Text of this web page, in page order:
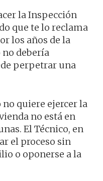
la Inspección
que te lo reclama
los años de la
debería
perpetrar una
quiere ejercer la
no está en
El Técnico, en
el proceso sin
o oponerse a la